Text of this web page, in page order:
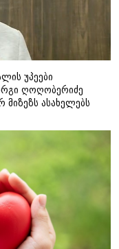
უპეები
ღოღობერიძე
მიზეზს ასახელებს